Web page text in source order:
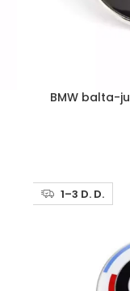
Į KREPŠELĮ
BMW balta-
1–3 D. D.